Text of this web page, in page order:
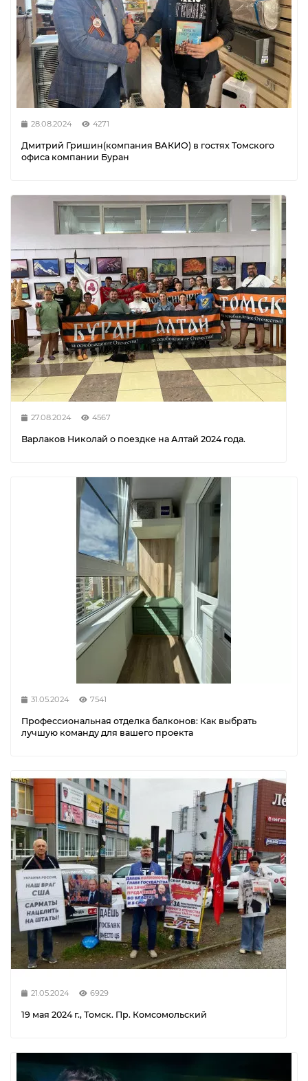
28.08.2024 4271
Дмитрий Гришин(компания ВАКИО) в гостях Томского
офиса компании Буран
27.08.2024 4567
Варлаков Николай о поездке на Алтай 2024 года.
31.05.2024 7541
Профессиональная отделка балконов: Как выбрать
лучшую команду для вашего проекта
21.05.2024 6929
19 мая 2024 г., Томск. Пр. Комсомольский